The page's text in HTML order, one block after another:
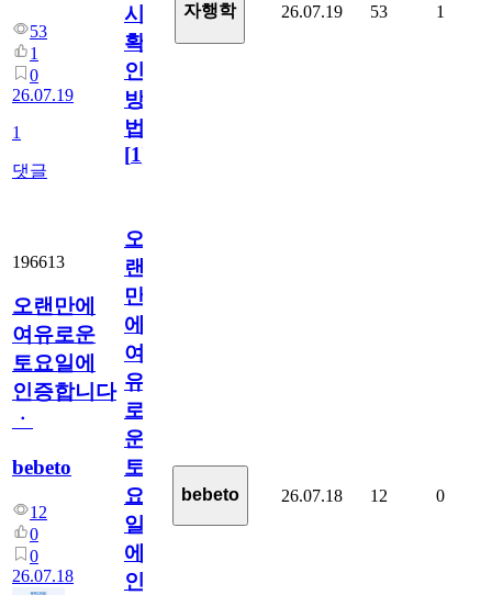
53
1
0
26.07.19
1
댓글
시
확
인
방
법
[1]
자행학 26.07.19 53 1
196613
오랜만에
여유로운
토요일에
인증합니다
ㆍ
bebeto
12
0
0
26.07.18
오
랜
만
에
여
유
로
운
토
요
일
에
인
bebeto 26.07.18 12 0